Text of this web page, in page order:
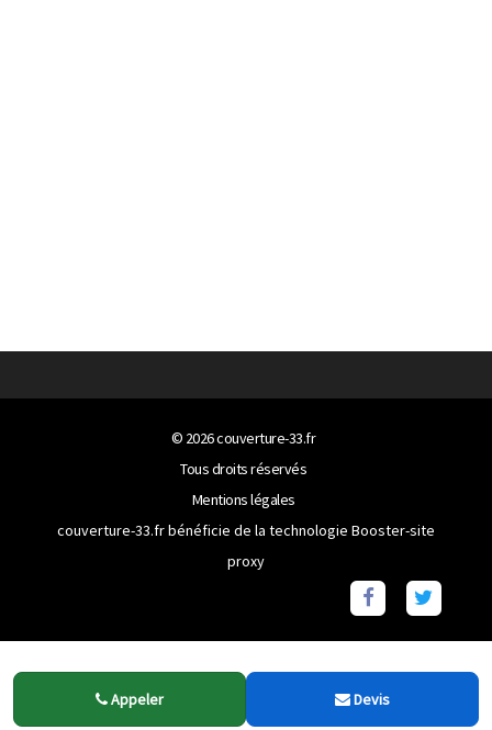
Appeler Devis
© 2026couverture-33.fr
Tous droits réservés
Mentions légales
couverture-33.fr bénéficie de la technologie Booster-site
proxy